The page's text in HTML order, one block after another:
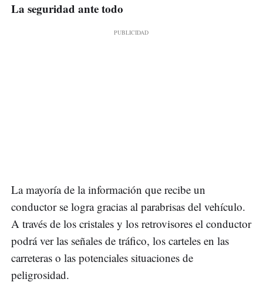
La seguridad ante todo
La mayoría de la información que recibe un
conductor se logra gracias al parabrisas del vehículo.
A través de los cristales y los retrovisores el conductor
podrá ver las señales de tráfico, los carteles en las
carreteras o las potenciales situaciones de
peligrosidad.